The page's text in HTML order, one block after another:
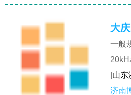
大
一般
[山东
济南